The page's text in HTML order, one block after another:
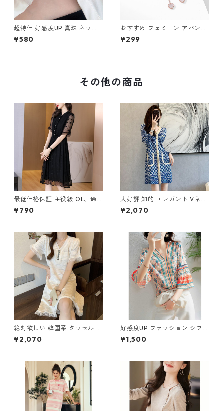
超特価 好感度UP 真珠 ネック
レス m-400
¥580
おすすめ フェミニン アバンギ
ャルド イヤリング ピアス m-
611
¥299
その他の商品
最低価格保証 主役級 OL、通
勤 エレガント ワンピース m-
602
¥790
大好評 知的 エレガント Vネッ
ク ドット柄 切り替え ニットワ
ンピース m-271
¥2,070
絶対欲しい 韓国系 タッセル ニ
ットワンピース m-260
¥2,070
好感度UP ファッション シフォ
ン フレアスリーブ 7分袖 プリ
ント トップス m-246
¥1,500